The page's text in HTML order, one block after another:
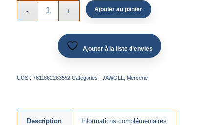
Ajouter au panier
Ajouter à la liste d’envies
UGS : 7611862263552 Catégories : JAWOLL Mercerie
Description Informations complémentaires